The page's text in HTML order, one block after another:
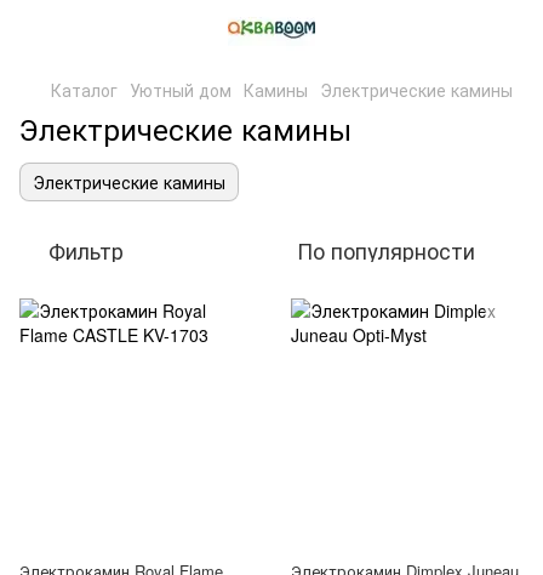
Каталог Уютный дом Камины Электрические камины
Электрические камины
Электрические камины
Фильтр По популярности